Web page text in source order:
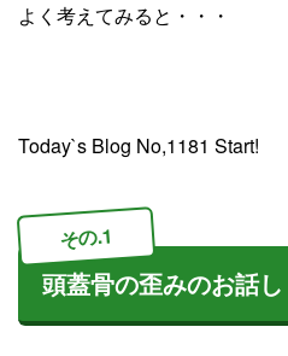
よく考えてみると・・・
Today`s Blog No,1181 Start!
その.1
頭蓋骨の歪みのお話し